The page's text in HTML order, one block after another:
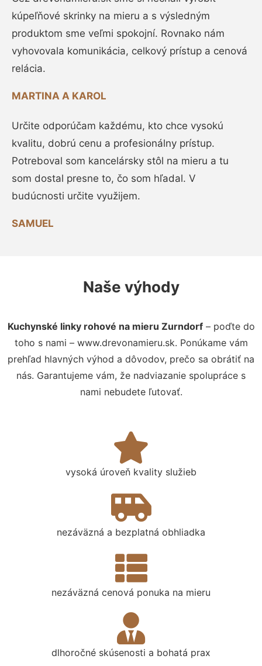
kúpeľňové skrinky na mieru a s výsledným
produktom sme veľmi spokojní. Rovnako nám
vyhovovala komunikácia, celkový prístup a cenová
relácia.
MARTINA A KAROL
Určite odporúčam každému, kto chce vysokú
kvalitu, dobrú cenu a profesionálny prístup.
Potreboval som kancelársky stôl na mieru a tu
som dostal presne to, čo som hľadal. V
budúcnosti určite využijem.
SAMUEL
Naše výhody
Kuchynské linky rohové na mieru Zurndorf– poďte do
toho s nami – www.drevonamieru.sk. Ponúkame vám
prehľad hlavných výhod a dôvodov, prečo sa obrátiť na
nás. Garantujeme vám, že nadviazanie spolupráce s
nami nebudete ľutovať.
vysoká úroveň kvality služieb
nezáväzná a bezplatná obhliadka
nezáväzná cenová ponuka na mieru
dlhoročné skúsenosti a bohatá prax